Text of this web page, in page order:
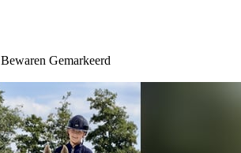
Bewaren Gemarkeerd